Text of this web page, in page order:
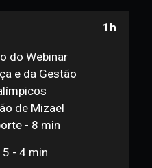
do Webinar
e da Gestão
de Mizael